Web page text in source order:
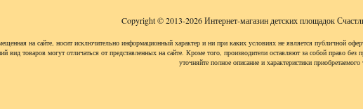
Copyright © 2013-2026 Интернет-магазин детских площадок
на сайте, носит исключительно информационный характер и ни при каких условиях не является публичной
вид товаров могут отличаться от представленных на сайте. Кроме того, производители оставляют за собой право
уточняйте полное описание и характеристики приобретаемого